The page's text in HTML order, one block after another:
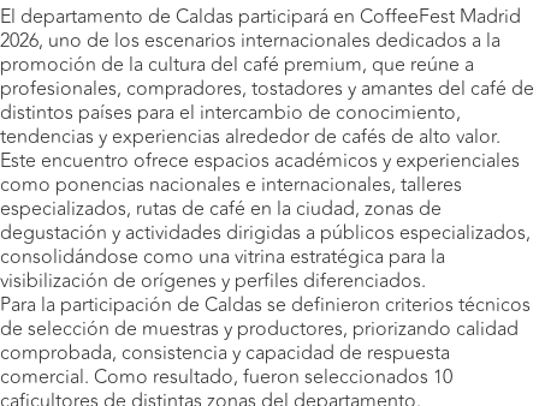
El departamento de Caldas participará en CoffeeFest Madrid
2026, uno de los escenarios internacionales dedicados a la
promoción de la cultura del café premium, que reúne a
profesionales, compradores, tostadores y amantes del café de
distintos países para el intercambio de conocimiento,
tendencias y experiencias alrededor de cafés de alto valor.
Este encuentro ofrece espacios académicos y experienciales
como ponencias nacionales e internacionales, talleres
especializados, rutas de café en la ciudad, zonas de
degustación y actividades dirigidas a públicos especializados,
consolidándose como una vitrina estratégica para la
visibilización de orígenes y perfiles diferenciados.
Para la participación de Caldas se definieron criterios técnicos
de selección de muestras y productores, priorizando calidad
comprobada, consistencia y capacidad de respuesta
comercial. Como resultado, fueron seleccionados 10